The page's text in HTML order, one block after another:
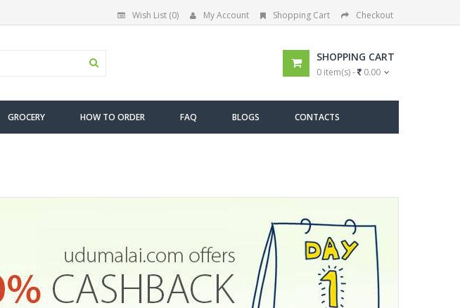
Wish List (0) My Account Shopping Cart Checkout
SHOPPING CART
0 item(s) - 0.00
GROCERY HOW TO ORDER FAQ BLOGS CONTACTS